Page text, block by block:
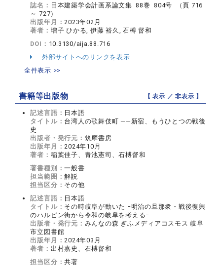
誌名： 日本建築学会計画系論文集 88巻 804号 （頁 716
～ 727）
出版年月：2023年02月
著者： 増子 ひかる, 伊藤 裕久, 石榑 督和
DOI： 10.3130/aija.88.716
外部サイトへのリンクを表示
全件表示 >>
書籍等出版物 【 表示 ／非表示 】
記述言語： 日本語
タイトル： 台湾人の歌舞伎町 ——新宿、もうひとつの戦後
史
出版者・発行元： 筑摩書房
出版年月：2024年10月
著者： 稲葉佳子、青池憲司、石榑督和
著書種別：一般書
担当範囲：解説
担当区分： その他
記述言語： 日本語
タイトル： その時岐阜が動いた −明治の旦那衆・戦後復興
のハルピン街から令和の岐阜を考える−
出版者・発行元： みんなの森 ぎふメディアコスモス 岐阜
市立図書館
出版年月：2024年03月
著者： 出村嘉史、石榑督和
担当区分：共著